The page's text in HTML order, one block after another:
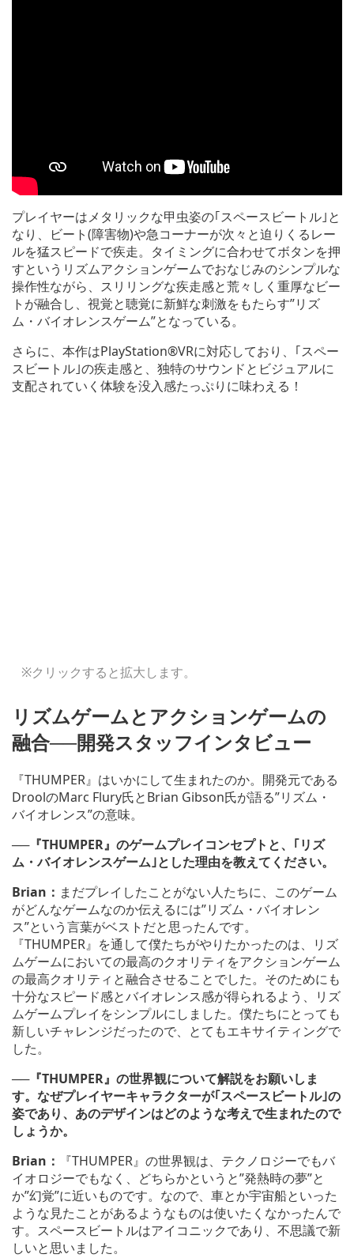
プレイヤーはメタリックな甲虫姿の｢スペースビートル｣と
なり、ビート(障害物)や急コーナーが次々と迫りくるレー
ルを猛スピードで疾走。タイミングに合わせてボタンを押
すというリズムアクションゲームでおなじみのシンプルな
操作性ながら、スリリングな疾走感と荒々しく重厚なビー
トが融合し、視覚と聴覚に新鮮な刺激をもたらす”リズ
ム・バイオレンスゲーム”となっている。
さらに、本作はPlayStation®VRに対応しており、｢スペー
スビートル｣の疾走感と、独特のサウンドとビジュアルに
支配されていく体験を没入感たっぷりに味わえる！
※クリックすると拡大します。
リズムゲームとアクションゲームの
融合──開発スタッフインタビュー
『THUMPER』はいかにして生まれたのか。開発元である
DroolのMarc Flury氏とBrian Gibson氏が語る”リズム・
バイオレンス”の意味。
──『THUMPER』のゲームプレイコンセプトと、｢リズ
ム・バイオレンスゲーム｣とした理由を教えてください。
Brian： まだプレイしたことがない人たちに、このゲーム
がどんなゲームなのか伝えるには”リズム・バイオレン
ス”という言葉がベストだと思ったんです。
『THUMPER』を通して僕たちがやりたかったのは、リズ
ムゲームにおいての最高のクオリティをアクションゲーム
の最高クオリティと融合させることでした。そのためにも
十分なスピード感とバイオレンス感が得られるよう、リズ
ムゲームプレイをシンプルにしました。僕たちにとっても
新しいチャレンジだったので、とてもエキサイティングで
した。
──『THUMPER』の世界観について解説をお願いしま
す。なぜプレイヤーキャラクターが｢スペースビートル｣の
姿であり、あのデザインはどのような考えで生まれたので
しょうか。
Brian：
『THUMPER』の世界観は、テクノロジーでもバ
イオロジーでもなく、どちらかというと”発熱時の夢”と
か”幻覚”に近いものです。なので、車とか宇宙船といった
ような見たことがあるようなものは使いたくなかったんで
す。スペースビートルはアイコニックであり、不思議で新
しいと思いました。